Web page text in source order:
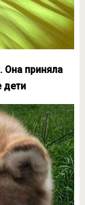
Она приняла
дети